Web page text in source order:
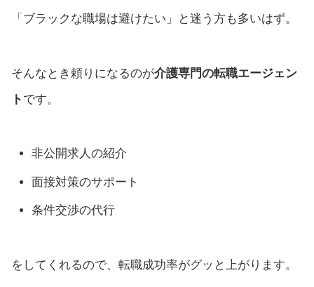
「ブラックな職場は避けたい」と迷う方も多いはず。
そんなとき頼りになるのが介護専門の転職エージェン
ト です。
非公開求人の紹介
面接対策のサポート
条件交渉の代行
をしてくれるので、転職成功率がグッと上がります。